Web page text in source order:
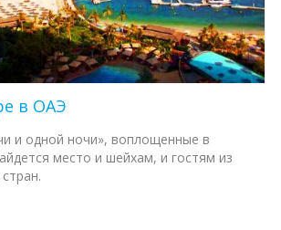
в ОАЭ
и одной ночи», воплощенные в
место и шейхам, и гостям из